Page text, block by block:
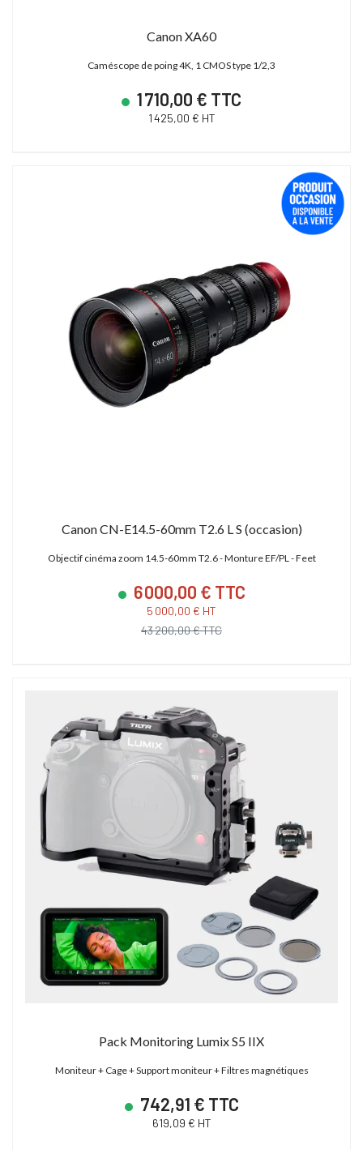
Canon XA60
Caméscope de poing 4K, 1 CMOS type 1/2,3
1 710,00 € TTC
1 425,00 € HT
Canon CN-E14.5-60mm T2.6 L S (occasion)
Objectif cinéma zoom 14.5-60mm T2.6 - Monture EF/PL - Feet
6 000,00 € TTC
5 000,00 € HT
43 200,00 € TTC
Pack Monitoring Lumix S5 IIX
Moniteur + Cage + Support moniteur + Filtres magnétiques
742,91 € TTC
619,09 € HT